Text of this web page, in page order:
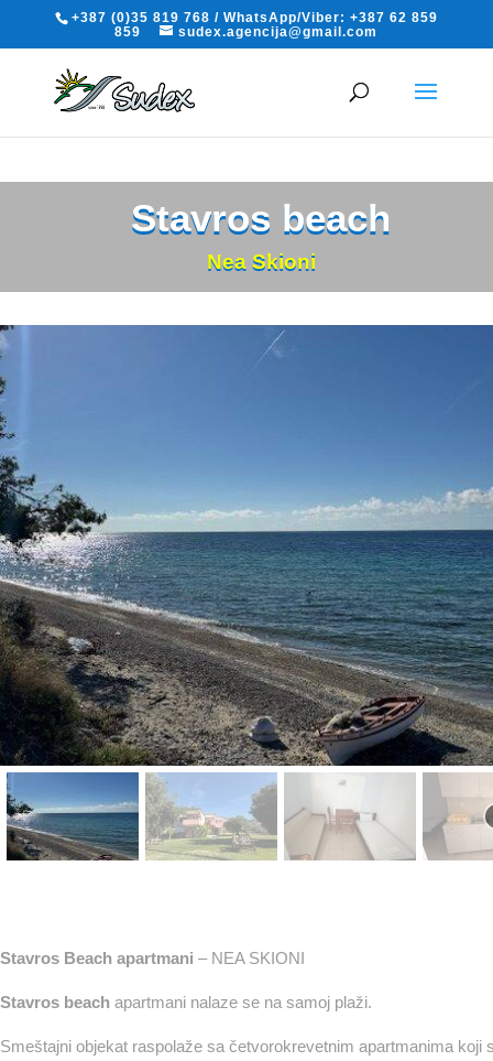
+387 (0)35 819 768 / WhatsApp/Viber: +387 62 859
859
sudex.agencija@gmail.com
Stavros beach
Nea Skioni
Stavros Beach apartmani – NEA SKIONI
Stavros beach apartmani nalaze se na samoj plaži.
Smeštajni objekat raspolaže sa četvorokrevetnim apartmanima koji